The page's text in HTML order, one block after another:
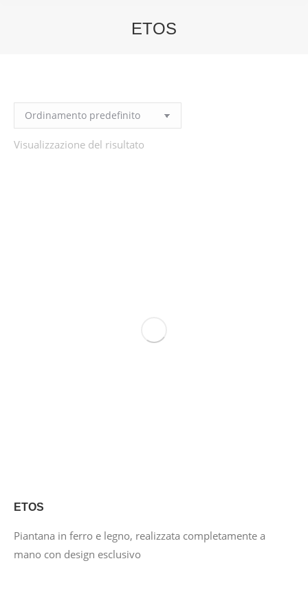
ETOS
Visualizzazione del risultato
ETOS
Piantana in ferro e legno, realizzata completamente a
mano con design esclusivo